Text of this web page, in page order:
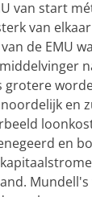
van start
van
de EMU
grotere
en
en
Mundell's